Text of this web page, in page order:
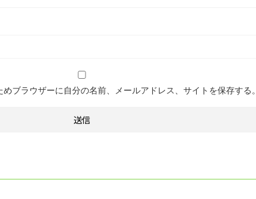
ブラウザーに自分の名前、メールアドレス、サイトを保存する。